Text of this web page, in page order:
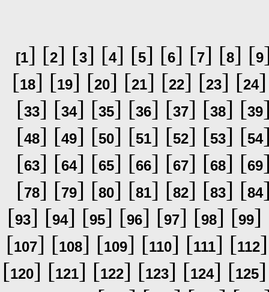
[1] [2] [3] [4] [5] [6] [7] [8] [9
[18] [19] [20] [21] [22] [23] [24
[33] [34] [35] [36] [37] [38] [39
[48] [49] [50] [51] [52] [53] [54
[63] [64] [65] [66] [67] [68] [69
[78] [79] [80] [81] [82] [83] [84
[93] [94] [95] [96] [97] [98] [99]
[107] [108] [109] [110] [111] [112
[120] [121] [122] [123] [124] [125